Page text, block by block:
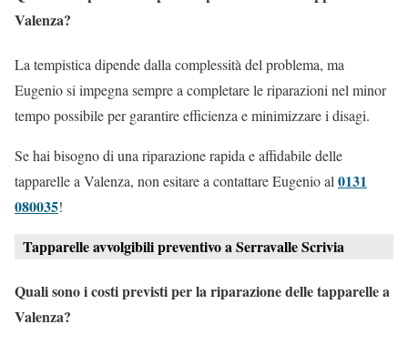
Valenza?
La tempistica dipende dalla complessità del problema, ma
Eugenio si impegna sempre a completare le riparazioni nel minor
tempo possibile per garantire efficienza e minimizzare i disagi.
Se hai bisogno di una riparazione rapida e affidabile delle
tapparelle a Valenza, non esitare a contattare Eugenio al0131
080035!
Tapparelle avvolgibili preventivo a Serravalle Scrivia
Quali sono i costi previsti per la riparazione delle tapparelle a
Valenza?